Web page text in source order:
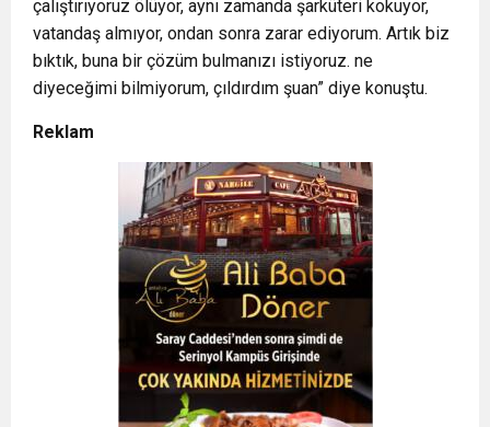
çalıştırıyoruz ölüyor, aynı zamanda şarküteri kokuyor,
vatandaş almıyor, ondan sonra zarar ediyorum. Artık biz
bıktık, buna bir çözüm bulmanızı istiyoruz. ne
diyeceğimi bilmiyorum, çıldırdım şuan” diye konuştu.
Reklam